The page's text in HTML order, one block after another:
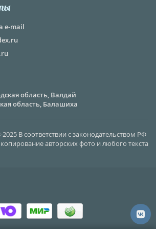
e-mail
область, Валдай
область, Балашиха
В соответствии с законодательством РФ
авторских фото и любого текста